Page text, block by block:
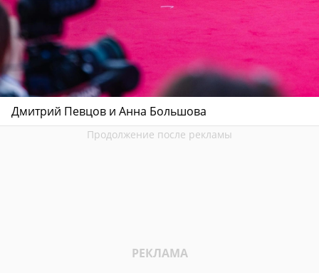
Дмитрий Певцов и Анна Большова